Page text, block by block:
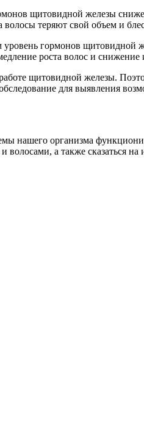
щитовидной железы
теряют свой объем и
гормонов
роста волос и снижение
щитовидной железы.
для выявления
нашего организма
а также сказаться на